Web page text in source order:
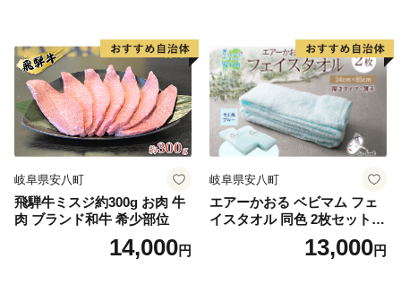
ーティー ギフト 贈り物 自家
用 贈答用 送料無料 焼肉マル
イ 岐阜県 【 安八町 】
岐阜県安八町
飛騨牛ミスジ約300g お肉 牛
肉 ブランド和牛 希少部位
14,000円
岐阜県安八町
エアーかおる ベビマム フェ
イスタオル 同色 2枚セット 3
4×85cm そよ風ブルー 日本製
綿100％ 柔らか 軽い スーパ
13,000円